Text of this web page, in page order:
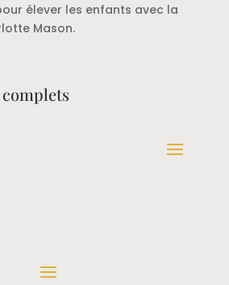
élever les enfants avec la
Mason.